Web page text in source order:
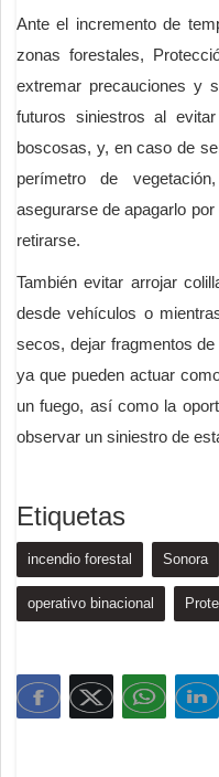
Ante el incremento de
zonas forestales,
extremar precauciones y
futuros siniestros al
boscosas, y, en caso de
perímetro de
asegurarse de apagarlo
retirarse.
También evitar arrojar
desde vehículos o
secos, dejar fragmentos
ya que pueden actuar
un fuego, así como la
observar un siniestro de
Etiquetas
incendio forestal Sonora
operativo binacional